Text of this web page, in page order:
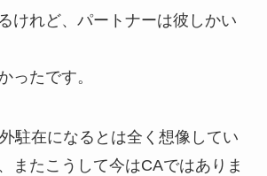
けれど、パートナーは彼しかい
ったです。
駐在になるとは全く想像してい
またこうして今はCAではありま